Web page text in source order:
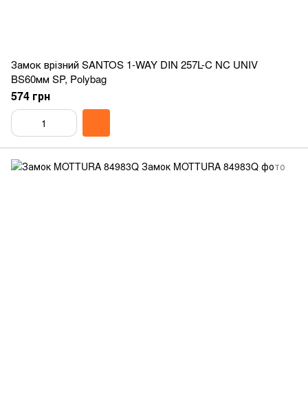
Замок врізний SANTOS 1-WAY DIN 257L-C NC UNIV
BS60мм SP, Polybag
574 грн